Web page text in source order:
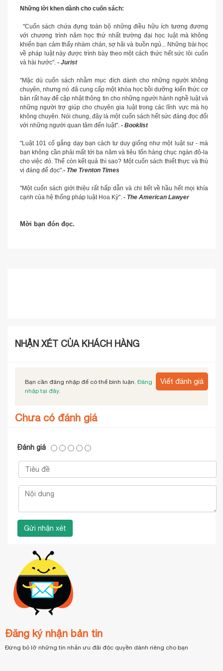
Những lời khen dành cho cuốn sách:
"Cuốn sách chứa đựng toàn bộ những điều hữu ích tương đương
với chương trình năm học thứ nhất trường đại học luật mà không
khiến bạn cảm thấy nhàm chán, sợ hãi và buồn ngủ... Những bài học
về pháp luật này được trình bày theo một cách thức hết sức lôi cuốn
và hài hước". - Jurist
"Mặc dù cuốn sách nhằm mục đích dành cho những người không
chuyên, nhưng nó đã cung cấp một khóa học bồi dưỡng kiến thức cơ
bản rất hay để cập nhật thông tin cho những người hành nghề luật và
những người trợ giúp cho chuyên gia luật trong các lĩnh vực mà họ
không chuyên. Nói chung, đây là một cuốn sách hết sức đáng đọc đối
với những người quan tâm đến luật". - Booklist
"Luật 101 cố gắng dạy bạn cách tư duy giống như một luật sư - mà
bạn không cần phải mất tới ba năm và tiêu tốn hàng chục ngàn đô-la
cho việc đó. Thế còn kết quả thì sao? Một cuốn sách thiết thực và thú
vị đáng để đọc".- The Trenton Times
"Một cuốn sách giới thiệu rất hấp dẫn và chi tiết về hầu hết mọi khía
cạnh của hệ thống pháp luật Hoa Kỳ". - The American Lawyer
Mời bạn đón đọc.
NHẬN XÉT CỦA KHÁCH HÀNG
Viết đánh giá
Bạn cần đăng nhập để có thể bình luận. Đăng
nhập tại đây.
Chưa có đánh giá
Đánh giá
Đăng ký nhận bản tin
Đừng bỏ lỡ những tin nhắn ưu đãi độc quyền dành riêng cho bạn